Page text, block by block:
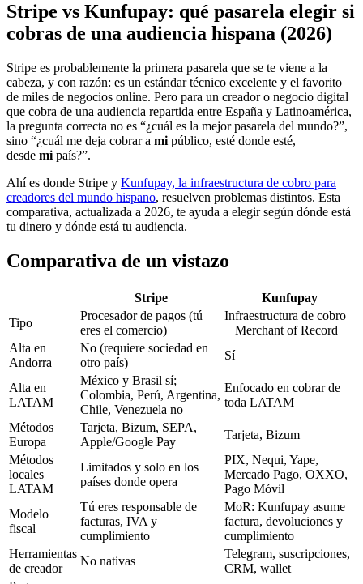
Stripe vs Kunfupay: qué pasarela elegir si
cobras de una audiencia hispana (2026)
Stripe es probablemente la primera pasarela que se te viene a la
cabeza, y con razón: es un estándar técnico excelente y el favorito
de miles de negocios online. Pero para un creador o negocio digital
que cobra de una audiencia repartida entre España y Latinoamérica,
la pregunta correcta no es “¿cuál es la mejor pasarela del mundo?”,
sino “¿cuál me deja cobrar a mi público, esté donde esté,
desde mi país?”.
Ahí es donde Stripe y Kunfupay, la infraestructura de cobro para
creadores del mundo hispano, resuelven problemas distintos. Esta
comparativa, actualizada a 2026, te ayuda a elegir según dónde está
tu dinero y dónde está tu audiencia.
Comparativa de un vistazo
Stripe
Kunfupay
Tipo
Procesador de pagos (tú
eres el comercio)
Infraestructura de cobro
+ Merchant of Record
Alta en
Andorra
No (requiere sociedad en
otro país)
Sí
Alta en
LATAM
México y Brasil sí;
Colombia, Perú, Argentina,
Chile, Venezuela no
Enfocado en cobrar de
toda LATAM
Métodos
Europa
Tarjeta, Bizum, SEPA,
Apple/Google Pay
Tarjeta, Bizum
Métodos
locales
LATAM
Limitados y solo en los
países donde opera
PIX, Nequi, Yape,
Mercado Pago, OXXO,
Pago Móvil
Modelo
fiscal
Tú eres responsable de
facturas, IVA y
cumplimiento
MoR: Kunfupay asume
factura, devoluciones y
cumplimiento
Herramientas
de creador
No nativas
Telegram, suscripciones,
CRM, wallet